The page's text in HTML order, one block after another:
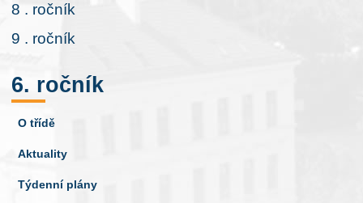
8 . ročník
9 . ročník
6. ročník
O třídě
Aktuality
Týdenní plány